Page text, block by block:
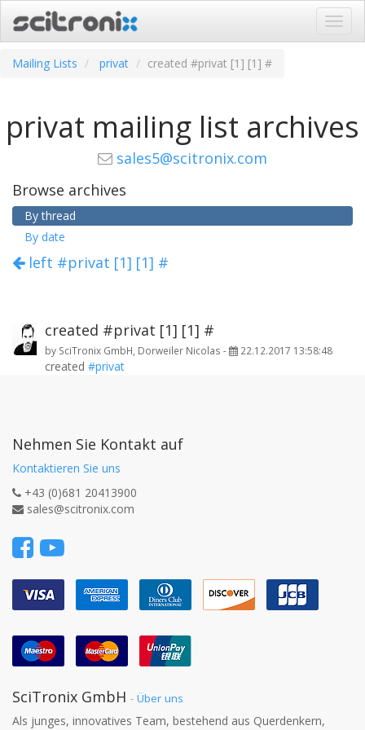
ein-/
Mailing Lists
privat created #privat [1] [1] #
privat mailing list archives
sales5@scitronix.com
Browse archives
By thread
By date
left #privat [1] [1] #
created #privat [1] [1] #
by SciTronix GmbH, Dorweiler Nicolas - 22.12.2017 13:58:48
created #privat
Nehmen Sie Kontakt auf
Kontaktieren Sie uns
+43 (0)681 20413900
sales@scitronix.com
SciTronix GmbH - Über uns
Als junges, innovatives Team, bestehend aus Querdenkern,